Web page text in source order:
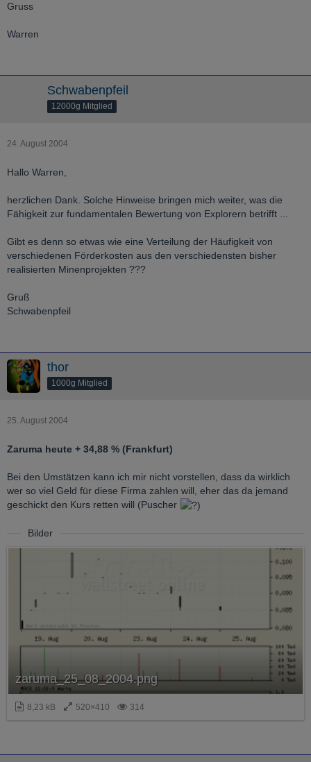
Gruss
Warren
Schwabenpfeil
12000g Mitglied
24. August 2004
Hallo Warren,
herzlichen Dank. Solche Hinweise bringen mich weiter, was die
Fähigkeit zur fundamentalen Bewertung von Explorern betrifft ...
Gibt es denn so etwas wie eine Verteilung der Häufigkeit von
verschiedenen Förderkosten aus den verschiedensten bisher
realisierten Minenprojekten ???
Gruß
Schwabenpfeil
thor
1000g Mitglied
25. August 2004
Zaruma heute + 34,88 % (Frankfurt)
Bei den Umstätzen kann ich mir nicht vorstellen, dass da wirklich
wer so viel Geld für diese Firma zahlen will, eher das da jemand
geschickt den Kurs retten will (Puscher
Bilder
zaruma_25_08_2004.png
8,23 kB 520×410 314